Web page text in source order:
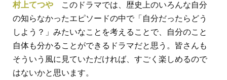
村上てつや
このドラマでは、歴史上のいろんな自分
の知らなかったエピソードの中で「自分だったらどう
しよう？」みたいなことを考えることで、自分のこと
自体も分かることができるドラマだと思う。皆さんも
そういう風に見ていただければ、すごく楽しめるので
はないかと思います。